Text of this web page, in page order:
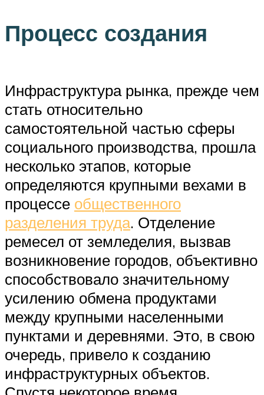
Процесс создания
Инфраструктура рынка, прежде чем
стать относительно
самостоятельной частью сферы
социального производства, прошла
несколько этапов, которые
определяются крупными вехами в
процессе общественного
разделения труда. Отделение
ремесел от земледелия, вызвав
возникновение городов, объективно
способствовало значительному
усилению обмена продуктами
между крупными населенными
пунктами и деревнями. Это, в свою
очередь, привело к созданию
инфраструктурных объектов.